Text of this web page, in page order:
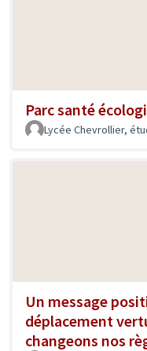
Parc santé
Lycée Chevrollier,
Un message
déplacement
changeons nos